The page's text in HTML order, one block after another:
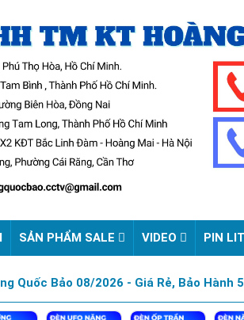
SẢN PHẨM SALE VIDEO PIN
Quốc Bảo 08/2026 - Giá Rẻ, Bảo Hành